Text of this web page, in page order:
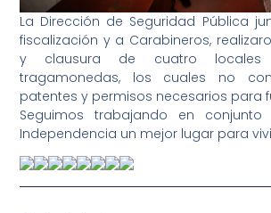
La Dirección de Seguridad Pública
fiscalización y a Carabineros,
y clausura de cuatro locales
tragamonedas, los cuales no
patentes y permisos necesarios para
Seguimos trabajando en
Independencia un mejor lugar para